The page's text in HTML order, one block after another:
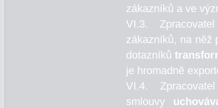
zákazníků a ve
VI.3.
zákazníků, na něž
dotazníků
je hromadně
VI.4.
smlouvy